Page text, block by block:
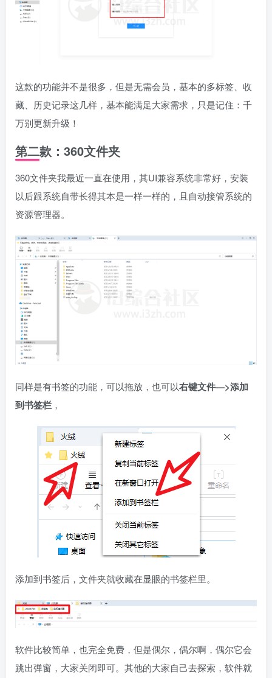
这款的功能并不是很多，但是无需会员，基本的多标签、收
藏、历史记录这几样，基本能满足大家需求，只是记住：千
万别更新升级！
第二款：360文件夹
360文件夹我最近一直在使用，其UI兼容系统非常好，安装
以后跟系统自带长得其本是一样一样的，且自动接管系统的
资源管理器。
同样是有书签的功能，可以拖放，也可以右键文件—>添加
到书签栏 ，
添加到书签后，文件夹就收藏在显眼的书签栏里。
软件比较简单，也完全免费，但是偶尔，偶尔啊，偶尔它会
跳出弹窗，大家关闭即可。其他的大家自己去探索，软件就